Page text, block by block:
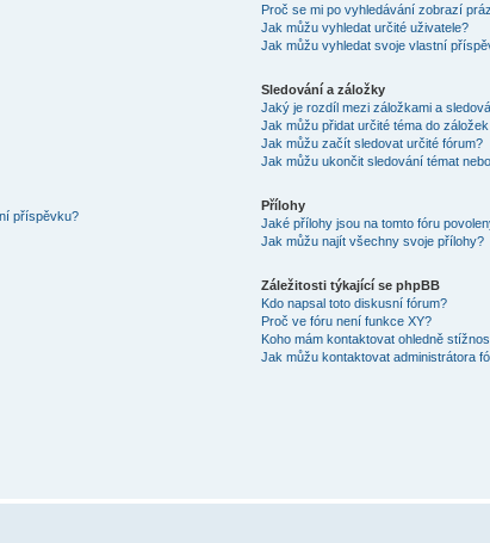
příspěvku?
Proč se mi po vyhledávání zobrazí
Jak můžu vyhledat určité uživatele?
Jak můžu vyhledat svoje vlastní
Sledování a záložky
Jaký je rozdíl mezi záložkami a
Jak můžu přidat určité téma do
Jak můžu začít sledovat určité fórum?
Jak můžu ukončit sledování témat
Přílohy
Jaké přílohy jsou na tomto fóru
Jak můžu najít všechny svoje přílohy?
Záležitosti týkající se phpBB
Kdo napsal toto diskusní fórum?
Proč ve fóru není funkce XY?
Koho mám kontaktovat ohledně
Jak můžu kontaktovat administrátora